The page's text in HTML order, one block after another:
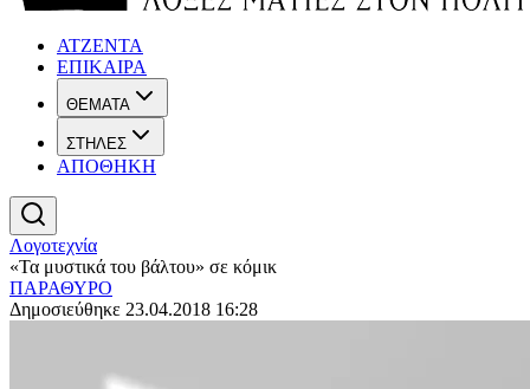
ΑΤΖΕΝΤΑ
ΕΠΙΚΑΙΡΑ
ΘΕΜΑΤΑ
ΣΤΗΛΕΣ
ΑΠΟΘΗΚΗ
Λογοτεχνία
«Τα μυστικά του βάλτου» σε κόμικ
ΠΑΡΑΘΥΡΟ
Δημοσιεύθηκε 23.04.2018 16:28